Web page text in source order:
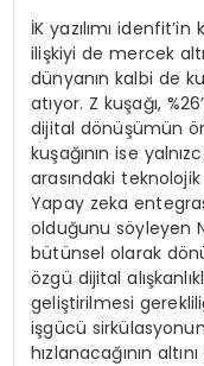
İK yazılımı
ilişkiyi de mercek
dünyanın kalbi de
atıyor. Z kuşağı,
dijital dönüşümün
kuşağının ise
arasındaki
Yapay zeka
olduğunu söyleyen
bütünsel olarak
özgü dijital
geliştirilmesi
işgücü
hızlanacağının